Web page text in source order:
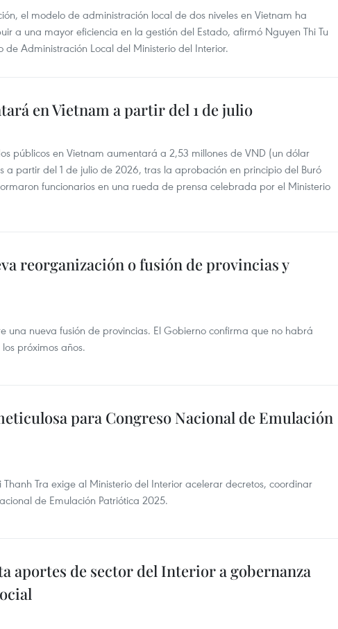
el modelo de administración local de dos niveles en Vietnam ha
a una mayor eficiencia en la gestión del Estado, afirmó Nguyen Thi Tu
Administración Local del Ministerio del Interior.
en Vietnam a partir del 1 de julio
públicos en Vietnam aumentará a 2,53 millones de VND (un dólar
a partir del 1 de julio de 2026, tras la aprobación en principio del Buró
funcionarios en una rueda de prensa celebrada por el Ministerio
reorganización o fusión de provincias y
una nueva fusión de provincias. El Gobierno confirma que no habrá
próximos años.
para Congreso Nacional de Emulación
Tra exige al Ministerio del Interior acelerar decretos, coordinar
de Emulación Patriótica 2025.
aportes de sector del Interior a gobernanza